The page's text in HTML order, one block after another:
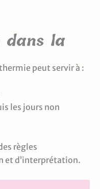
dans la
peut servir à :
les jours non
règles
et d’interprétation.